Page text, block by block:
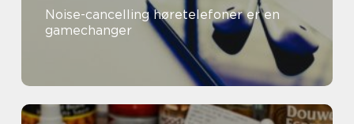
Noise-cancelling høretelefoner er en
gamechanger